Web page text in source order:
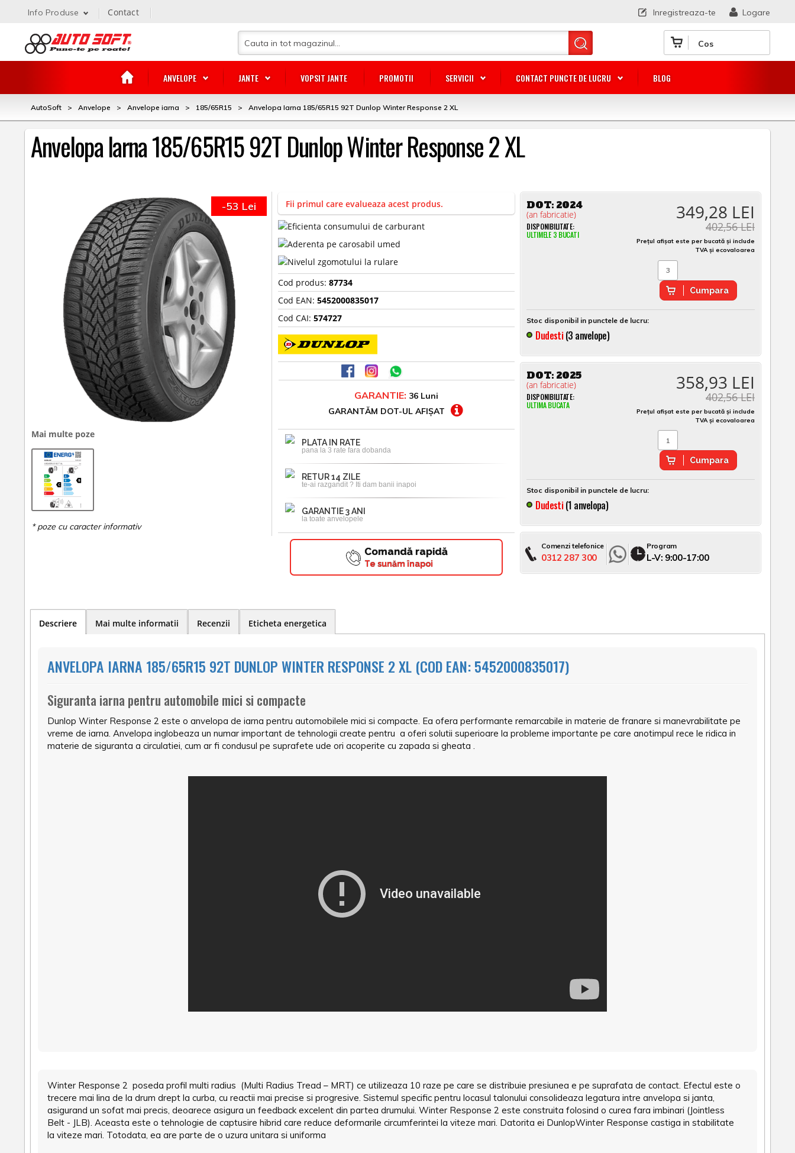
Cos
ANVELOPE JANTE VOPSIT JANTE PROMOTII SERVICII CONTACT PUNCTE DE LUCRU BLOG
Logare
Inregistreaza-te
Info Produse Contact
AutoSoft > Anvelope > Anvelope iarna > 185/65R15 > Anvelopa Iarna 185/65R15 92T Dunlop Winter Response 2 XL
Anvelopa Iarna 185/65R15 92T Dunlop Winter Response 2 XL
Mai multe poze
-53 Lei Fii primul care evalueaza acest produs.
Cod produs:87734
Cod EAN:5452000835017
Cod CAI:574727
GARANTIE: 36 Luni
GARANTĂM DOT-UL AFIȘAT
PLATA IN RATE
pana la 3 rate fara dobanda
RETUR 14 ZILE
te-ai razgandit ? Iti dam banii inapoi
GARANTIE 3 ANI
la toate anvelopele
Comandă rapidă
Te sunăm înapoi
DOT: 2024
(an fabricatie)
DISPONIBILITATE:
ULTIMELE 3 BUCATI
349,28 LEI
402,56 LEI
Prețul afișat este per bucată și include
TVA și ecovaloarea
Cumpara
Stoc disponibil in punctele de lucru:
Dudesti(3 anvelope)
DOT: 2025
(an fabricatie)
DISPONIBILITATE:
ULTIMA BUCATA
358,93 LEI
402,56 LEI
Prețul afișat este per bucată și include
TVA și ecovaloarea
Cumpara
Stoc disponibil in punctele de lucru:
Dudesti(1 anvelopa)
Comenzi telefonice
0312 287 300
Program
L-V: 9:00-17:00
Descriere Mai multe informatii Recenzii Eticheta energetica
ANVELOPA IARNA 185/65R15 92T DUNLOP WINTER RESPONSE 2 XL (COD EAN: 5452000835017)
Siguranta iarna pentru automobile mici si compacte
Dunlop Winter Response 2 este o anvelopa de iarna pentru automobilele mici si compacte. Ea ofera performante remarcabile in materie de franare si manevrabilitate pe
vreme de iarna. Anvelopa inglobeaza un numar important de tehnologii create pentru a oferi solutii superioare la probleme importante pe care anotimpul rece le ridica in
materie de siguranta a circulatiei, cum ar fi condusul pe suprafete ude ori acoperite cu zapada si gheata .
Winter Response 2 poseda profil multi radius (Multi Radius Tread – MRT) ce utilizeaza 10 raze pe care se distribuie presiunea e pe suprafata de contact. Efectul este o
trecere mai lina de la drum drept la curba, cu reactii mai precise si progresive. Sistemul specific pentru locasul talonului consolideaza legatura intre anvelopa si janta,
asigurand un sofat mai precis, deoarece asigura un feedback excelent din partea drumului. Winter Response 2 este construita folosind o curea fara imbinari (Jointless
Belt - JLB). Aceasta este o tehnologie de captusire hibrid care reduce deformarile circumferintei la viteze mari. Datorita ei DunlopWinter Response castiga in stabilitate
la viteze mari. Totodata, ea are parte de o uzura unitara si uniforma